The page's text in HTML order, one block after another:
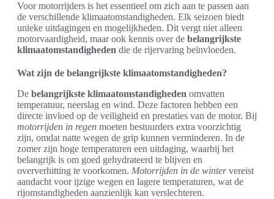
Voor motorrijders is het essentieel om zich aan te passen aan
de verschillende klimaatomstandigheden. Elk seizoen biedt
unieke uitdagingen en mogelijkheden. Dit vergt niet alleen
motorvaardigheid, maar ook kennis over de belangrijkste
klimaatomstandigheden die de rijervaring beïnvloeden.
Wat zijn de belangrijkste klimaatomstandigheden?
De belangrijkste klimaatomstandigheden omvatten
temperatuur, neerslag en wind. Deze factoren hebben een
directe invloed op de veiligheid en prestaties van de motor. Bij
motorrijden in regen moeten bestuurders extra voorzichtig
zijn, omdat natte wegen de grip kunnen verminderen. In de
zomer zijn hoge temperaturen een uitdaging, waarbij het
belangrijk is om goed gehydrateerd te blijven en
oververhitting te voorkomen. Motorrijden in de wintervereist
aandacht voor ijzige wegen en lagere temperaturen, wat de
rijomstandigheden aanzienlijk kan verslechteren.